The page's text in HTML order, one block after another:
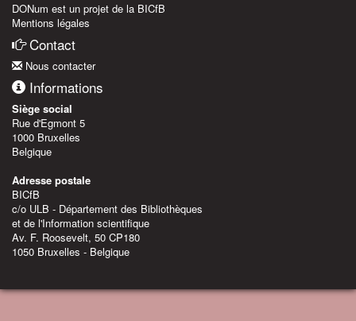
DONum est un projet de la BICfB
Mentions légales
Contact
Nous contacter
Informations
Siège social
Rue d'Egmont 5
1000 Bruxelles
Belgique
Adresse postale
BICfB
c/o ULB - Département des Bibliothèques
et de l'Information scientifique
Av. F. Roosevelt, 50 CP180
1050 Bruxelles - Belgique